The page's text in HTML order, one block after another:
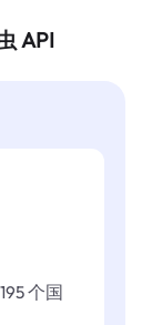
API
个国